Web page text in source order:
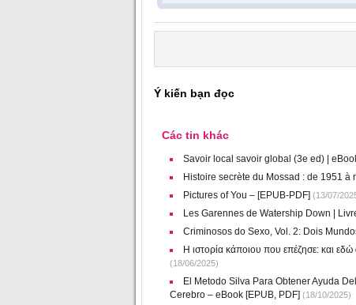
Ý kiến bạn đọc
Các tin khác
Savoir local savoir global (3e ed) |
Histoire secrète du Mossad : de 1951 à
Pictures of You – [EPUB-PDF] (13/07/
Les Garennes de Watership Down |
Criminosos do Sexo, Vol. 2: Dois
Η ιστορία κάποιου που επέζησε: και
(18/06/2025)
El Metodo Silva Para Obtener Ayuda
Cerebro – eBook [EPUB, PDF] (18/10/2025)